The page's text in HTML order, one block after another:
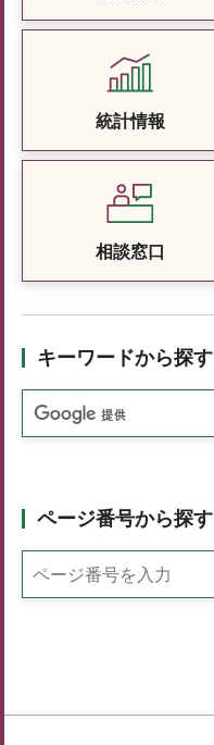
統計情報
相談窓口
キーワードから探す
ページ番号から探す